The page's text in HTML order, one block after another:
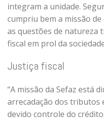
integram a unidade.
cumpriu bem a missão
as questões de natureza
fiscal em prol da
Justiça fiscal
“A missão da Sefaz está
arrecadação dos tributos
devido controle do